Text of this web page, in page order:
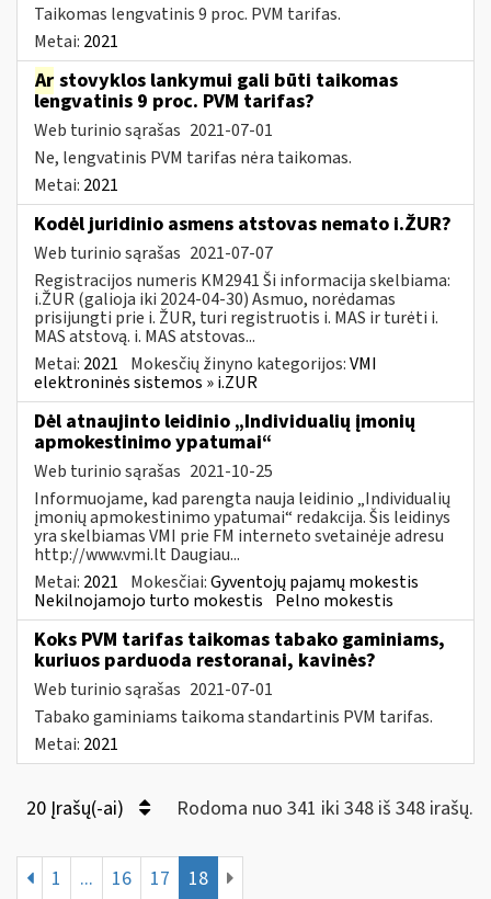
Taikomas lengvatinis 9 proc. PVM tarifas.
Metai: 2021
Ar stovyklos lankymui gali būti taikomas
lengvatinis 9 proc. PVM tarifas?
Web turinio sąrašas 2021-07-01
Ne, lengvatinis PVM tarifas nėra taikomas.
Metai: 2021
Kodėl juridinio asmens atstovas nemato i.ŽUR?
Web turinio sąrašas 2021-07-07
Registracijos numeris KM2941 Ši informacija skelbiama:
i.ŽUR (galioja iki 2024-04-30) Asmuo, norėdamas
prisijungti prie i. ŽUR, turi registruotis i. MAS ir turėti i.
MAS atstovą. i. MAS atstovas...
Metai: 2021 Mokesčių žinyno kategorijos:VMI
elektroninės sistemos » i.ZUR
Dėl atnaujinto leidinio „Individualių įmonių
apmokestinimo ypatumai“
Web turinio sąrašas 2021-10-25
Informuojame, kad parengta nauja leidinio „Individualių
įmonių apmokestinimo ypatumai“ redakcija. Šis leidinys
yra skelbiamas VMI prie FM interneto svetainėje adresu
http://www.vmi.lt Daugiau...
Metai: 2021 Mokesčiai:Gyventojų pajamų mokestis
Nekilnojamojo turto mokestis Pelno mokestis
Koks PVM tarifas taikomas tabako gaminiams,
kuriuos parduoda restoranai, kavinės?
Web turinio sąrašas 2021-07-01
Tabako gaminiams taikoma standartinis PVM tarifas.
Metai: 2021
20 Įrašų(-ai) Rodoma nuo 341 iki 348 iš 348 irašų.
1 ... 16 17 18